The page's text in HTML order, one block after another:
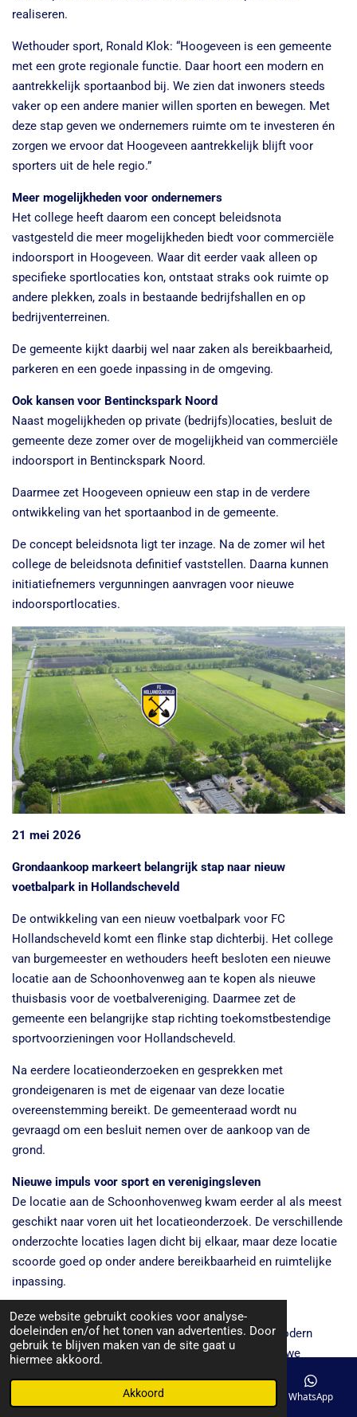
Deze website gebruikt cookies voor analyse-
doeleinden en/of het tonen van advertenties. Door
gebruik te blijven maken van de site gaat u
hiermee akkoord.
Akkoord
realiseren.
Wethouder sport, Ronald Klok: “Hoogeveen is een gemeente
met een grote regionale functie. Daar hoort een modern en
aantrekkelijk sportaanbod bij. We zien dat inwoners steeds
vaker op een andere manier willen sporten en bewegen. Met
deze stap geven we ondernemers ruimte om te investeren én
zorgen we ervoor dat Hoogeveen aantrekkelijk blijft voor
sporters uit de hele regio.”
Meer mogelijkheden voor ondernemers
Het college heeft daarom een concept beleidsnota
vastgesteld die meer mogelijkheden biedt voor commerciële
indoorsport in Hoogeveen. Waar dit eerder vaak alleen op
specifieke sportlocaties kon, ontstaat straks ook ruimte op
andere plekken, zoals in bestaande bedrijfshallen en op
bedrijventerreinen.
De gemeente kijkt daarbij wel naar zaken als bereikbaarheid,
parkeren en een goede inpassing in de omgeving.
Ook kansen voor Bentinckspark Noord
Naast mogelijkheden op private (bedrijfs)locaties, besluit de
gemeente deze zomer over de mogelijkheid van commerciële
indoorsport in Bentinckspark Noord.
Daarmee zet Hoogeveen opnieuw een stap in de verdere
ontwikkeling van het sportaanbod in de gemeente.
De concept beleidsnota ligt ter inzage. Na de zomer wil het
college de beleidsnota definitief vaststellen. Daarna kunnen
initiatiefnemers vergunningen aanvragen voor nieuwe
indoorsportlocaties.
21 mei 2026
Grondaankoop markeert belangrijk stap naar nieuw
voetbalpark in Hollandscheveld
De ontwikkeling van een nieuw voetbalpark voor FC
Hollandscheveld komt een flinke stap dichterbij. Het college
van burgemeester en wethouders heeft besloten een nieuwe
locatie aan de Schoonhovenweg aan te kopen als nieuwe
thuisbasis voor de voetbalvereniging. Daarmee zet de
gemeente een belangrijke stap richting toekomstbestendige
sportvoorzieningen voor Hollandscheveld.
Na eerdere locatieonderzoeken en gesprekken met
grondeigenaren is met de eigenaar van deze locatie
overeenstemming bereikt. De gemeenteraad wordt nu
gevraagd om een besluit nemen over de aankoop van de
grond.
Nieuwe impuls voor sport en verenigingsleven
De locatie aan de Schoonhovenweg kwam eerder al als meest
geschikt naar voren uit het locatieonderzoek. De verschillende
onderzochte locaties lagen dicht bij elkaar, maar deze locatie
scoorde goed op onder andere bereikbaarheid en ruimtelijke
inpassing.
Met de voorgenomen aankoop ontstaat voor FC
Hollandscheveld de kans om te bouwen aan een modern
voetbalpark dat klaar is voor de toekomst. Het nieuwe
sportpark moet niet alleen ruimte bieden aan voetbal, maar
ook een plek worden waar inwoners elkaar ontmoeten en het
Telefoonnummer WhatsApp